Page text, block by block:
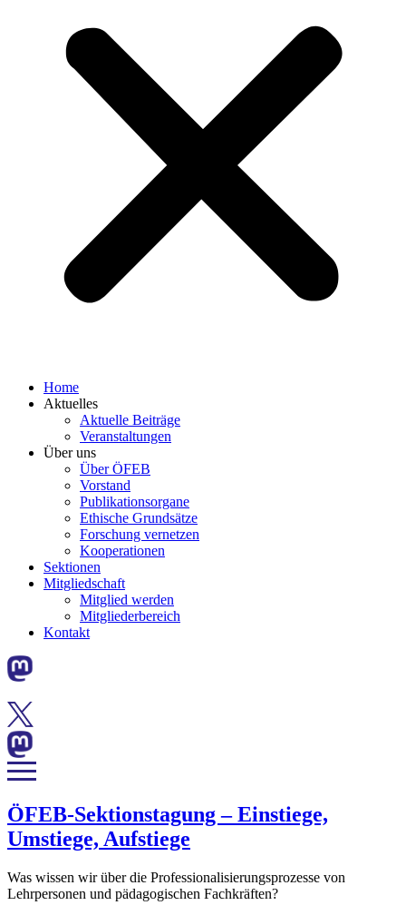
Home
Aktuelles
Aktuelle Beiträge
Veranstaltungen
Über uns
Über ÖFEB
Vorstand
Publikationsorgane
Ethische Grundsätze
Forschung vernetzen
Kooperationen
Sektionen
Mitgliedschaft
Mitglied werden
Mitgliederbereich
Kontakt
ÖFEB-Sektionstagung – Einstiege,
Umstiege, Aufstiege
Was wissen wir über die Professionalisierungsprozesse von
Lehrpersonen und pädagogischen Fachkräften?